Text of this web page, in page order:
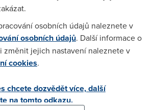
Ma malou nat tabulku. Kdyz se zaplni
co popisujete. Pokud mate za nim
viewtopic.php?t=27 Toto reseni
osobních údajů naleznete v
osobních údajů. Další informace o
změnit jejich nastavení naleznete v
cookies.
chcete dozvědět více, další
na tomto odkazu.